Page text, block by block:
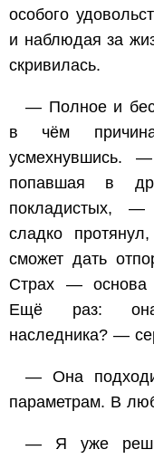
особого
и наблюдая за
скривилась.
— Полное и
в чём
усмехнувшись.
попавшая в
покладистых,
сладко
сможет дать
Страх — основа
Ещё раз:
наследника? —
— Она
параметрам. В
— Я уже